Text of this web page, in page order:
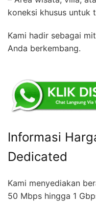
koneksi khusus untuk
Kami hadir sebagai
Anda berkembang.
Informasi
Dedicated
Kami menyediakan
50 Mbps hingga 1